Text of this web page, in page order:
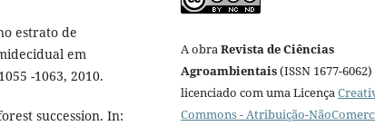
estrato de
em
-1063, 2010.
succession. In:
A obra Revista de Ciências
Agroambientais(ISSN 1677-6062)
licenciado com uma Licença
Commons - Atribuição-